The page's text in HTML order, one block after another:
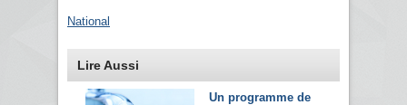
National
Lire Aussi
Un programme de